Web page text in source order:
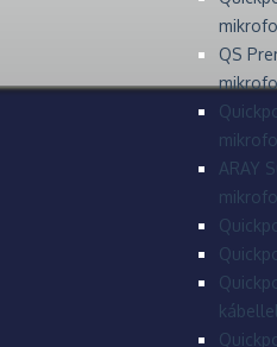
QS
ARAY
kábellel